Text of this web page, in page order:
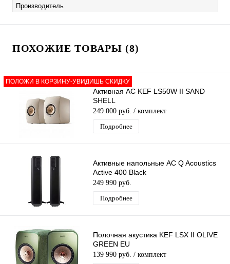
Производитель
ПОХОЖИЕ ТОВАРЫ (8)
ПОЛОЖИ В КОРЗИНУ-УВИДИШЬ СКИДКУ
Активная АС KEF LS50W II SAND
SHELL
249 000 руб. / комплект
Подробнее
Активные напольные АС Q Acoustics
Active 400 Black
249 990 руб.
Подробнее
Полочная акустика KEF LSX II OLIVE
GREEN EU
139 990 руб. / комплект